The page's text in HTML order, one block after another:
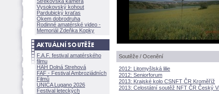
Vysokovský kohout
Pardubický kraťas
Okem dobrodruha
Rodinné amatérské video -
Memoriál Zdeňka Kopky
F.A.F. festival amatérského
filmu
HAH Dolná Strehov
FAF - Festival Ambroziádních
Filmů
UNICA Lugano 2026
Festival leteckých
Soutěže / Ocenění
2012: Litomyšlská lilie
2012: Seniorforum
2013: Krajské kolo CSNFT ČR Kroměříž
2013: Celostátní soutěž NFT ČR Český